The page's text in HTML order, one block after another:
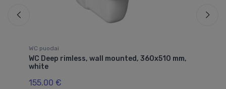
WC puodai
WC Deep rimless, wall mounted, 360x510 mm,
white
155.00 €